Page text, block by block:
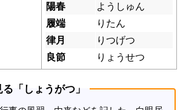
陽春
ようしゅん
履端
りたん
律月
りつげつ
良節
りょうせつ
る「しょうがつ」